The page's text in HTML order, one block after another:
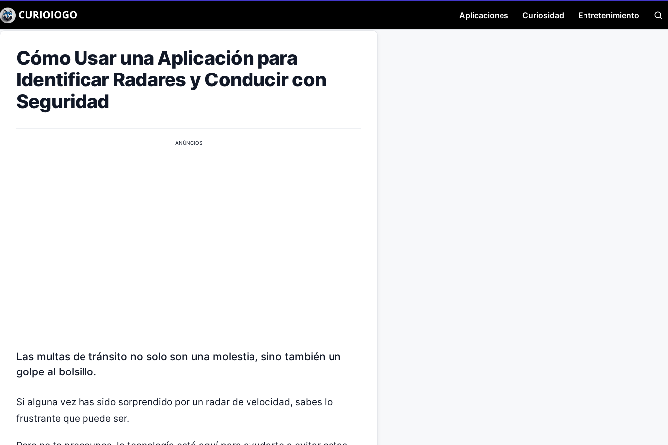
Aplicaciones Curiosidad Entretenimiento
Cómo Usar una Aplicación para
Identificar Radares y Conducir con
Seguridad
ANÚNCIOS
Las multas de tránsito no solo son una molestia, sino también un
golpe al bolsillo.
Si alguna vez has sido sorprendido por un radar de velocidad, sabes lo
frustrante que puede ser.